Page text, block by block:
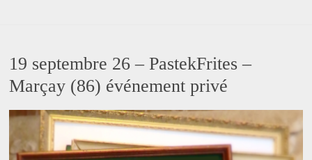
19 septembre 26 – PastekFrites –
Marçay (86) événement privé